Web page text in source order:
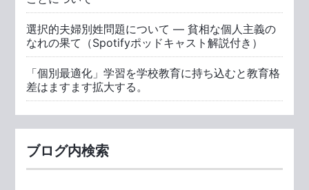
選択的夫婦別姓問題について ― 貧相な個人主義の
なれの果て（Spotifyポッドキャスト解説付き）
「個別最適化」学習を学校教育に持ち込むと教育格
差はますます拡大する。
ブログ内検索